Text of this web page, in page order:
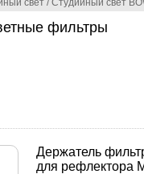
свет /Студийный свет
фильтры
Держатель
для рефлектора